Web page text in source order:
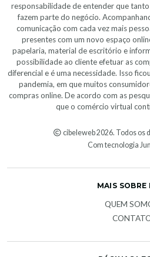
responsabilidade de entender que
fazem parte do negócio.
comunicação com cada vez mais
presentes com um novo espaço
papelaria, material de escritório e
possibilidade ao cliente efetuar as
diferencial e é uma necessidade. Isso
pandemia, em que muitos
compras online. De acordo com as
que o comércio virtual
cibeleweb 2026. Todos os
Com tecnologia
MAIS SOBRE
QUEM